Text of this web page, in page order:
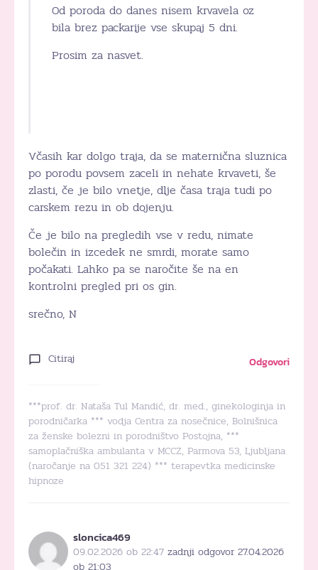
Od poroda do danes nisem krvavela oz
bila brez packarije vse skupaj 5 dni.
Prosim za nasvet.
Včasih kar dolgo traja, da se maternična sluznica
po porodu povsem zaceli in nehate krvaveti, še
zlasti, če je bilo vnetje, dlje časa traja tudi po
carskem rezu in ob dojenju.
Če je bilo na pregledih vse v redu, nimate
bolečin in izcedek ne smrdi, morate samo
počakati. Lahko pa se naročite še na en
kontrolni pregled pri os gin.
srečno, N
Citiraj Odgovori
***prof. dr. Nataša Tul Mandić, dr. med., ginekologinja in
porodničarka *** vodja Centra za nosečnice, Bolnišnica
za ženske bolezni in porodništvo Postojna, ***
samoplačniška ambulanta v MCCZ, Parmova 53, Ljubljana
(naročanje na 051 321 224) *** terapevtka medicinske
hipnoze
sloncica469
09.02.2026 ob 22:47 zadnji odgovor 27.04.2026
ob 21:03